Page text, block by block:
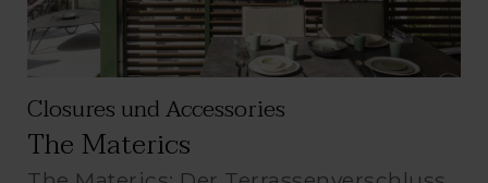
Closures und Accessories
The Materics